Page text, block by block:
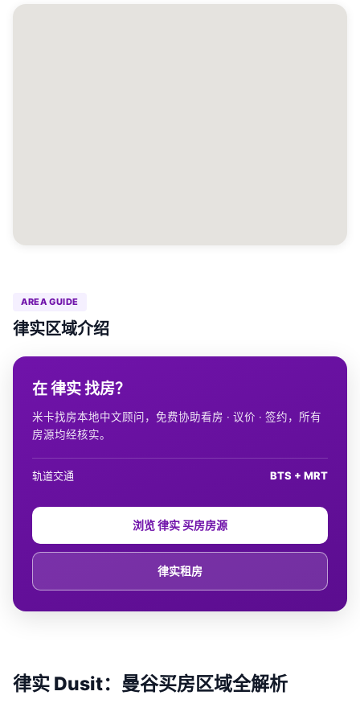
AREA GUIDE
律实区域介绍
律实 Dusit：曼谷买房区域全解析
在 律实 找房？
米卡找房本地中文顾问，免费协助看房 · 议价 · 签约，所有
房源均经核实。
轨道交通 BTS + MRT
浏览 律实 买房房源
律实租房